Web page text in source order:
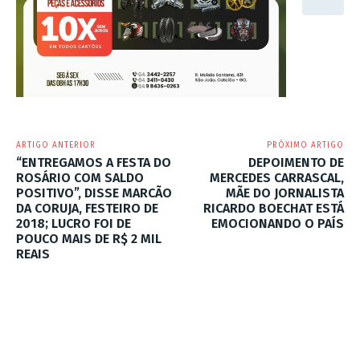
ARTIGO ANTERIOR
“ENTREGAMOS A FESTA DO
ROSÁRIO COM SALDO
POSITIVO”, DISSE MARCÃO
DA CORUJA, FESTEIRO DE
2018; LUCRO FOI DE
POUCO MAIS DE R$ 2 MIL
REAIS
PRÓXIMO ARTIGO
DEPOIMENTO DE
MERCEDES CARRASCAL,
MÃE DO JORNALISTA
RICARDO BOECHAT ESTÁ
EMOCIONANDO O PAÍS